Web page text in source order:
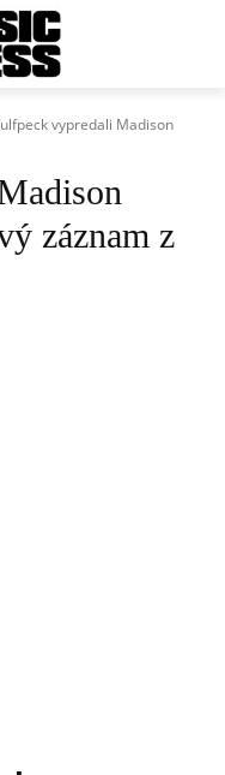
vypredali Madison
záznam z